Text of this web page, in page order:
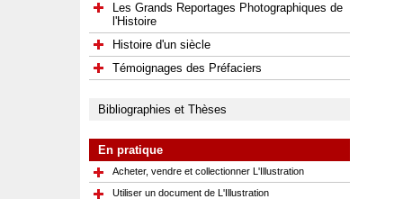
Les Grands Reportages Photographiques de
l'Histoire
Histoire d'un siècle
Témoignages des Préfaciers
Bibliographies et Thèses
En pratique
Acheter, vendre et collectionner L'Illustration
Utiliser un document de L'Illustration